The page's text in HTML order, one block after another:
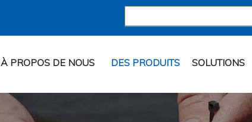
À PROPOS DE NOUS DES PRODUITS SOLUTIONS